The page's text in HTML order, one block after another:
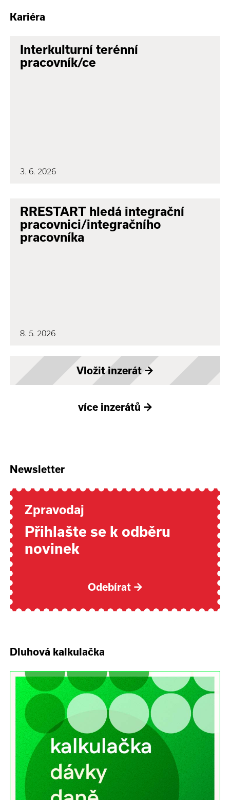
Kariéra
Interkulturní terénní
pracovník/ce
3. 6. 2026
RRESTART hledá integrační
pracovnici/integračního
pracovníka
8. 5. 2026
Vložit inzerát→
více inzerátů →
Newsletter
Zpravodaj
Přihlašte se k odběru
novinek
Odebírat →
Dluhová kalkulačka